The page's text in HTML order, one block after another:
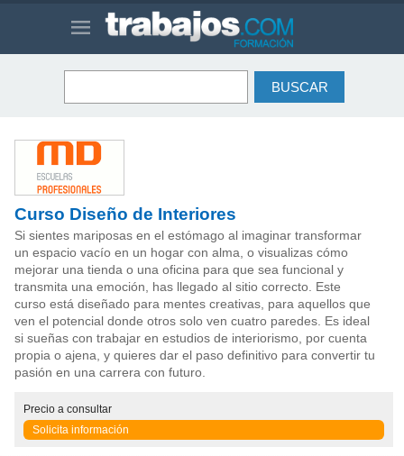
Curso Diseño de Interiores
Si sientes mariposas en el estómago al imaginar transformar
un espacio vacío en un hogar con alma, o visualizas cómo
mejorar una tienda o una oficina para que sea funcional y
transmita una emoción, has llegado al sitio correcto. Este
curso está diseñado para mentes creativas, para aquellos que
ven el potencial donde otros solo ven cuatro paredes. Es ideal
si sueñas con trabajar en estudios de interiorismo, por cuenta
propia o ajena, y quieres dar el paso definitivo para convertir tu
pasión en una carrera con futuro.
Precio a consultar
Solicita información